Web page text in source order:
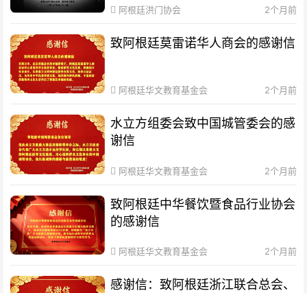
阿根廷洪门协会 2个月前
致阿根廷莫雷诺华人商会的感谢信
阿根廷华文教育基金会 2个月前
水立方组委会致中国城管委会的感
谢信
阿根廷华文教育基金会 2个月前
致阿根廷中华餐饮暨食品行业协会
的感谢信
阿根廷华文教育基金会 2个月前
感谢信：致阿根廷浙江联合总会、